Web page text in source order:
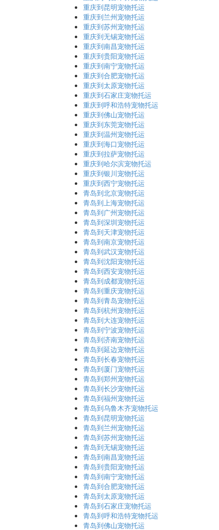
重庆到昆明宠物托运
重庆到兰州宠物托运
重庆到苏州宠物托运
重庆到无锡宠物托运
重庆到南昌宠物托运
重庆到贵阳宠物托运
重庆到南宁宠物托运
重庆到合肥宠物托运
重庆到太原宠物托运
重庆到石家庄宠物托运
重庆到呼和浩特宠物托运
重庆到佛山宠物托运
重庆到东莞宠物托运
重庆到温州宠物托运
重庆到海口宠物托运
重庆到拉萨宠物托运
重庆到哈尔滨宠物托运
重庆到银川宠物托运
重庆到西宁宠物托运
青岛到北京宠物托运
青岛到上海宠物托运
青岛到广州宠物托运
青岛到深圳宠物托运
青岛到天津宠物托运
青岛到南京宠物托运
青岛到武汉宠物托运
青岛到沈阳宠物托运
青岛到西安宠物托运
青岛到成都宠物托运
青岛到重庆宠物托运
青岛到青岛宠物托运
青岛到杭州宠物托运
青岛到大连宠物托运
青岛到宁波宠物托运
青岛到济南宠物托运
青岛到延边宠物托运
青岛到长春宠物托运
青岛到厦门宠物托运
青岛到郑州宠物托运
青岛到长沙宠物托运
青岛到福州宠物托运
青岛到乌鲁木齐宠物托运
青岛到昆明宠物托运
青岛到兰州宠物托运
青岛到苏州宠物托运
青岛到无锡宠物托运
青岛到南昌宠物托运
青岛到贵阳宠物托运
青岛到南宁宠物托运
青岛到合肥宠物托运
青岛到太原宠物托运
青岛到石家庄宠物托运
青岛到呼和浩特宠物托运
青岛到佛山宠物托运